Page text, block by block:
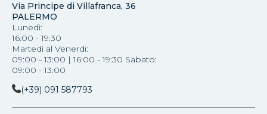
Via Principe di Villafranca, 36
PALERMO
Lunedì:
16:00 - 19:30
Martedì al Venerdi:
09:00 - 13:00 | 16:00 - 19:30 Sabato:
09:00 - 13:00
(+39) 091 587793